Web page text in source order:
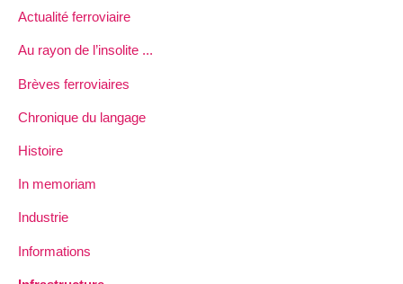
Actualité ferroviaire
Au rayon de l’insolite ...
Brèves ferroviaires
Chronique du langage
Histoire
In memoriam
Industrie
Informations